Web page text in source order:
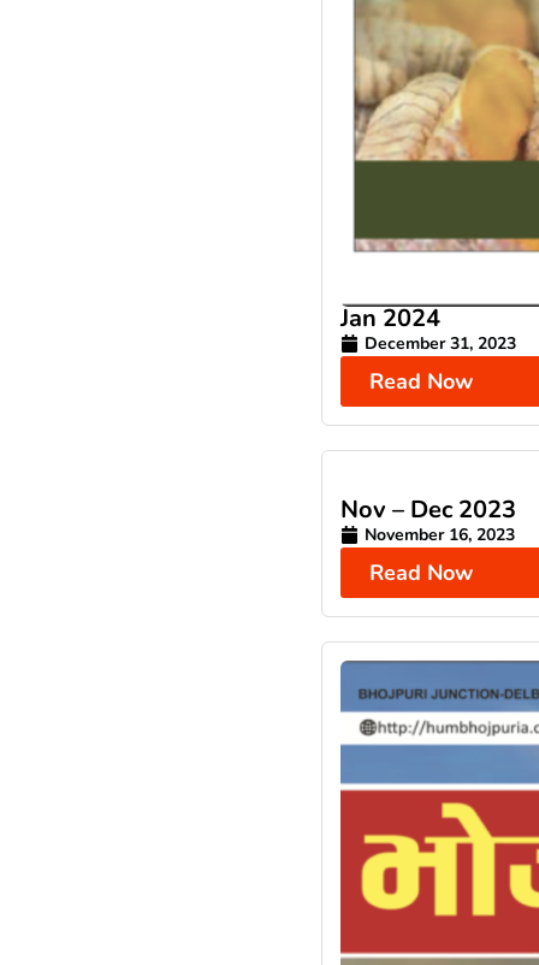
Jan 2024
December 31, 2023
Read Now
Nov – Dec 2023
November 16, 2023
Read Now